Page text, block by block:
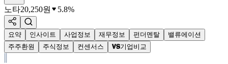
노타20,250원 5.8%
요약 인사이트 사업정보 재무정보 펀더멘탈
밸류에이션
주주환원
주식정보 컨센서스 기업비교